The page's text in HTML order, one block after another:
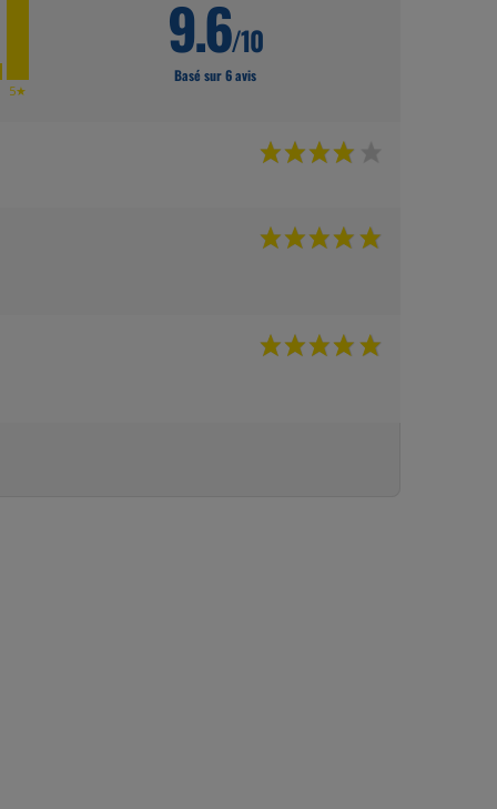
5★
9.6/10
Basé sur 6 avis